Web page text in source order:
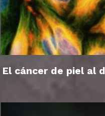
El cáncer de piel al